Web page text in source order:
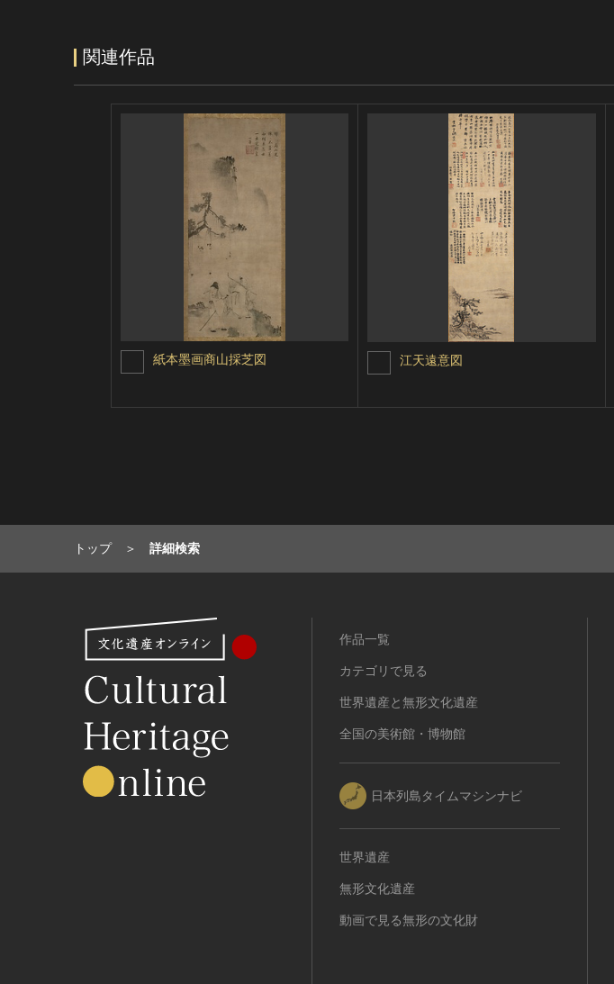
関連作品
紙本墨画商山採芝図 江天遠意図
トップ 詳細検索
作品一覧
カテゴリで見る
世界遺産と無形文化遺産
全国の美術館・博物館
日本列島タイムマシンナビ
世界遺産
無形文化遺産
動画で見る無形の文化財